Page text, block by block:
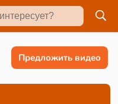
Предложить видео